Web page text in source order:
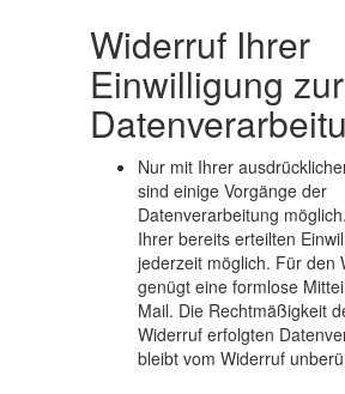
Print
Design
Besondere
Veredelungen
Ausstellungen
Infotafeln
Widerruf Ihrer
Einwilligung zur
Nur mit Ihrer
sind einige Vorgänge der
Datenverarbeitung
Ihrer bereits erteilten
jederzeit möglich. Für den
genügt eine formlose
Mail. Die Rechtmäßigkeit
Widerruf erfolgten
bleibt vom Widerruf